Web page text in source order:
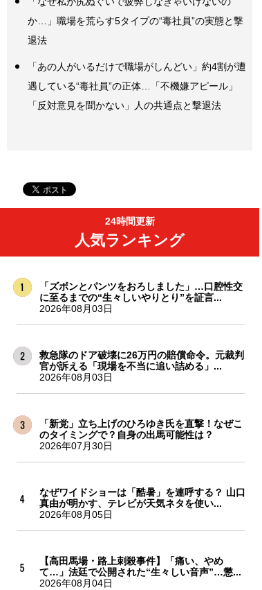
か…」職場を荒らす5タイプの“毒社員”の実態と撃
退法
「あの人がいるだけで職場がしんどい」約4割が遭
遇している“毒社員”の正体…「不機嫌アピール」
「反対意見を聞かない」人の共通点と撃退法
24時間更新
人気ランキング
「ズボンとパンツをおろしました」…口腔性交
に至るまでの“生々しいやりとり”を証言...
2026年08月03日
救急隊のドア破壊に26万円の賠償命令。元裁判
官が訴える「現場を不当に追い詰める」...
2026年08月03日
「新党」立ち上げのひろゆき氏を直撃！なぜこ
のタイミングで？自身の出馬可能性は？
2026年07月30日
なぜワイドショーは「酷暑」を連呼する？ 山口
真由が明かす、テレビが天気ネタを使い...
2026年08月05日
【高田馬場・路上刺殺事件】「痛い、やめ
て…」法廷で公開された“生々しい音声”…懲...
2026年08月04日